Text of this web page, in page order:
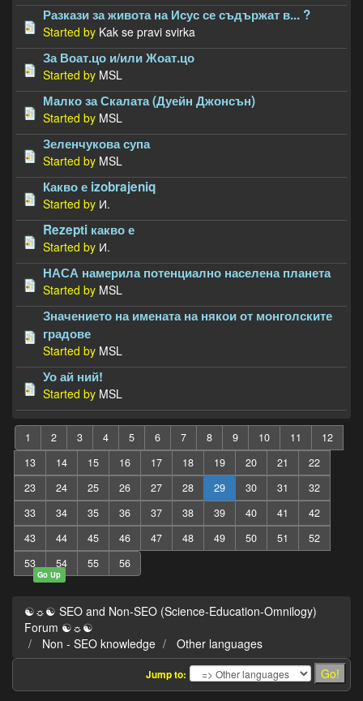
Разкази за живота на Исус се съдържат в... ?
Started by Kak se pravi svirka
За Воат.цо и/или Жоат.цо
Started by MSL
Малко за Скалата (Дуейн Джонсън)
Started by MSL
Зеленчукова супа
Started by MSL
Какво е izobrajeniq
Started by И.
Rezepti какво е
Started by И.
НАСА намерила потенциално населена планета
Started by MSL
Значението на имената на някои от монголските
градове
Started by MSL
Уо ай ний!
Started by MSL
1 2 3 4 5 6 7 8 9 10 11
12
13
14 15 16 17 18 19 20 21
22
23
24 25 26 27 28 29 30 31
32
33
34 35 36 37 38 39 40 41
42
43
44 45 46 47 48 49 50 51
52
53
54 55 56
Go Up
☯☼☯ SEO and Non-SEO (Science-Education-Omnilogy)
Forum ☯☼☯
Non - SEO knowledge
Other languages
Jump to: